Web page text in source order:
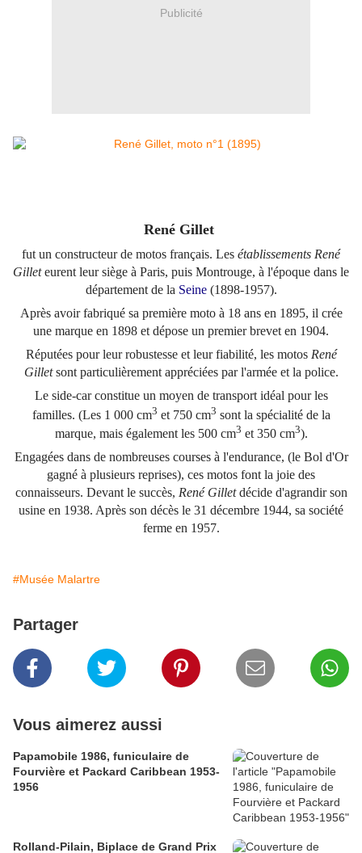
Publicité
René Gillet
fut un constructeur de motos français. Les établissements René
Gilleteurent leur siège à Paris, puis Montrouge, à l'époque dans le
département de la Seine(1898-1957).
Après avoir fabriqué sa première moto à 18 ans en 1895, il crée
une marque en 1898 et dépose un premier brevet en 1904.
Réputées pour leur robustesse et leur fiabilité, les motos René
Gilletsont particulièrement appréciées par l'armée et la police.
Le side-car constitue un moyen de transport idéal pour les
familles. (Les 1 000 cm3 et 750 cm3 sont la spécialité de la
marque, mais également les 500 cm3 et 350 cm3).
Engagées dans de nombreuses courses à l'endurance, (le Bol d'Or
gagné à plusieurs reprises), ces motos font la joie des
connaisseurs. Devant le succès, René Gilletdécide d'agrandir son
usine en 1938. Après son décès le 31 décembre 1944, sa société
ferme en 1957.
#Musée Malartre
Partager
Vous aimerez aussi
Papamobile 1986, funiculaire de
Fourvière et Packard Caribbean 1953-
1956
Rolland-Pilain, Biplace de Grand Prix